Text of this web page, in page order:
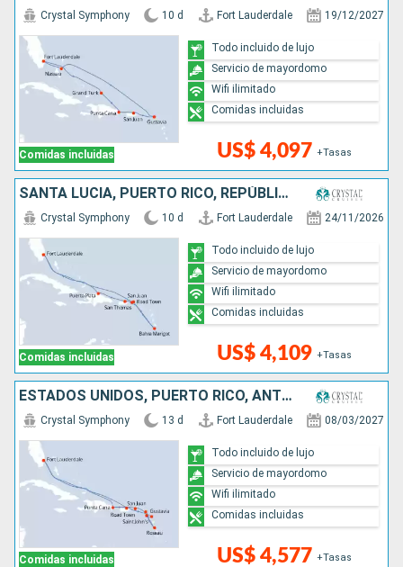
Comidas incluidas
Crystal Symphony 10 d Fort Lauderdale 19/12/2027
US$ 4,097 +Tasas
Todo incluido de lujo
Servicio de mayordomo
Wifi ilimitado
Comidas incluidas
SANTA LUCIA, PUERTO RICO, REPÚBLICA DOMINICANA, ESTADOS UNIDOS
Comidas incluidas
Crystal Symphony 10 d Fort Lauderdale 24/11/2026
US$ 4,109 +Tasas
Todo incluido de lujo
Servicio de mayordomo
Wifi ilimitado
Comidas incluidas
ESTADOS UNIDOS, PUERTO RICO, ANTIGUA Y BARBUDA, DOMINICA, FRANCIA, REPÚBLICA DOMINICANA
Comidas incluidas
Crystal Symphony 13 d Fort Lauderdale 08/03/2027
US$ 4,577 +Tasas
Todo incluido de lujo
Servicio de mayordomo
Wifi ilimitado
Comidas incluidas